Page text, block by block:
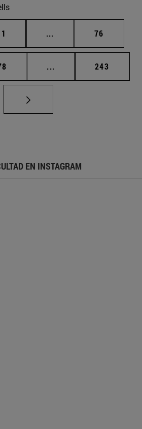
Página
1 ... Páginas intermedias
Página
76
... Páginas intermedias
Página
243
EN INSTAGRAM